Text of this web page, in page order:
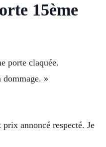
15ème
porte claquée.
dommage. »
annoncé respecté. Je